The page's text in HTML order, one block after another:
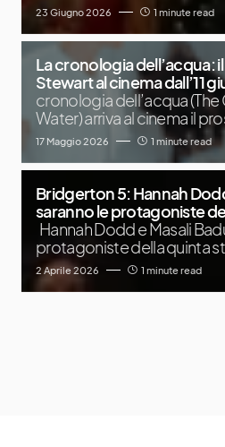
23 Giugno 2026 1 minute read
La cronologia dell’acqua:
Stewart al cinema dall’11
cronologia dell’acqua
Water) arriva al cinema il
17 Maggio 2026 1 minute read
Bridgerton 5: Hannah
saranno le protagoniste
Hannah Dodd e Masali
protagoniste della quinta
2 Aprile 2026 1 minute read